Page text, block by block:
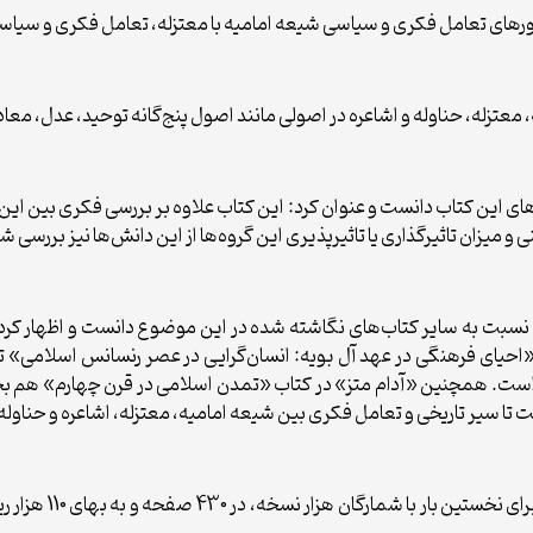
تعامل فکری و سیاسی شیعه امامیه با معتزله، تعامل فکری و
معتزله، حناوله و اشاعره در اصولی مانند اصول پنج‌گانه توحید،
این کتاب دانست و عنوان کرد: این کتاب علاوه بر بررسی فکری بین
تاثیرگذاری یا تاثیرپذیری این گروه‌ها از این دانش‌ها نیز بررسی
نسبت به سایر کتاب‌های نگاشته شده در این موضوع دانست و
فرهنگی در عهد آل بویه: انسان‌گرایی در عصر رنسانس
همچنین «آدام متز» در کتاب «تمدن اسلامی در قرن چهارم»
سیر تاریخی و تعامل فکری بین شیعه امامیه، معتزله، اشاعره و
کتاب «بررسی